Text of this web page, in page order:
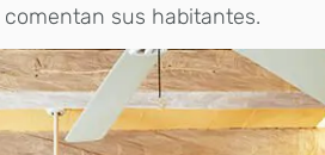
comentan sus habitantes.